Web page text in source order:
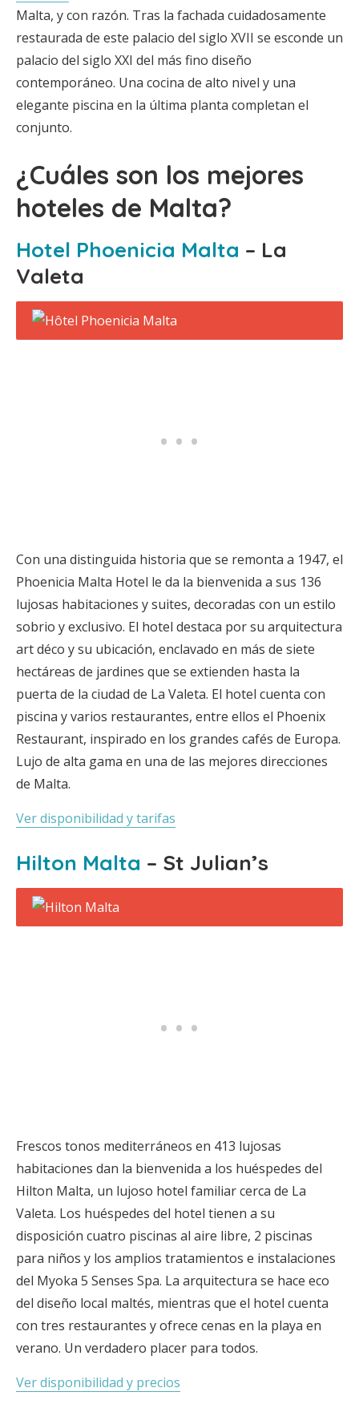
Malta, y con razón. Tras la fachada cuidadosamente
restaurada de este palacio del siglo XVII se esconde un
palacio del siglo XXI del más fino diseño
contemporáneo. Una cocina de alto nivel y una
elegante piscina en la última planta completan el
conjunto.
¿Cuáles son los mejores
hoteles de Malta?
Hotel Phoenicia Malta – La
Valeta
Con una distinguida historia que se remonta a 1947, el
Phoenicia Malta Hotel le da la bienvenida a sus 136
lujosas habitaciones y suites, decoradas con un estilo
sobrio y exclusivo. El hotel destaca por su arquitectura
art déco y su ubicación, enclavado en más de siete
hectáreas de jardines que se extienden hasta la
puerta de la ciudad de La Valeta. El hotel cuenta con
piscina y varios restaurantes, entre ellos el Phoenix
Restaurant, inspirado en los grandes cafés de Europa.
Lujo de alta gama en una de las mejores direcciones
de Malta.
Ver disponibilidad y tarifas
Hilton Malta – St Julian’s
Frescos tonos mediterráneos en 413 lujosas
habitaciones dan la bienvenida a los huéspedes del
Hilton Malta, un lujoso hotel familiar cerca de La
Valeta. Los huéspedes del hotel tienen a su
disposición cuatro piscinas al aire libre, 2 piscinas
para niños y los amplios tratamientos e instalaciones
del Myoka 5 Senses Spa. La arquitectura se hace eco
del diseño local maltés, mientras que el hotel cuenta
con tres restaurantes y ofrece cenas en la playa en
verano. Un verdadero placer para todos.
Ver disponibilidad y precios